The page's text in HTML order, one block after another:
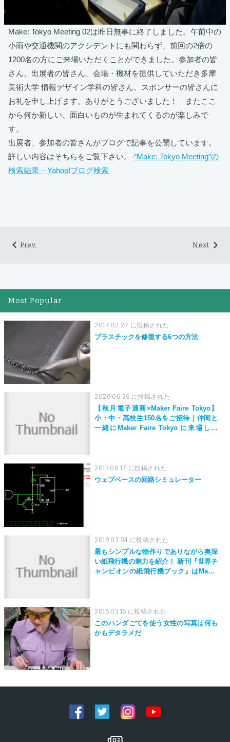
Make: Tokyo Meeting 02は昨日無事に終了しました。午前中の
小雨や交通機関のアクシデントにも関わらず、前回の2倍の
1200名の方にご来場いただくことができました。参加者の皆
さん、出展者の皆さん、会場・機材を提供していただき多摩
美術大学 情報デザイン学科の皆さん、スポンサーの皆さんに
お礼を申し上げます。ありがとうございました！ またここ
から何か新しい、面白いものが生まれてくるのが楽しみで
す。
出展者、参加者の皆さんがブログで記事を公開しています。
詳しい内容はそちらをご覧下さい。-“Make: Tokyo Meeting”の
検索結果 – Yahoo!ブログ検索
Next
Prev.
Most Popular
2017.02.27 に投稿された
プラスチックを修復する6つの方法
2026.06.26 に投稿された
【秋月電子通商×Maker Faire Tokyo】
小・中・高校生150名をご招待｜仲間と
一緒にMaker Faire Tokyo に来場しよ
2015.08.17 に投稿された
ウェブベースの回路シミュレーター
2019.07.24 に投稿された
最もシンプルな物作りでありながら奥深
い紙飛行機の魅力を紹介！ 新刊『世界チ
ャンピオンの紙飛行機ブック』はMaker
2016.03.16 に投稿された
このハンダごてを使う女性の写真は何も
かもデタラメだ